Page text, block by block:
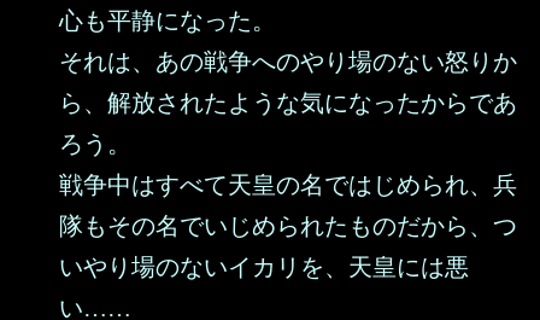
心も平静になった。
それは、あの戦争へのやり場のない怒りか
ら、解放されたような気になったからであ
ろう。
戦争中はすべて天皇の名ではじめられ、兵
隊もその名でいじめられたものだから、つ
いやり場のないイカリを、天皇には悪
い……